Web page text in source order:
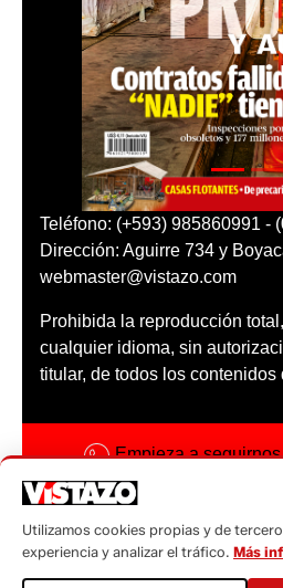
Teléfono: (+593) 985860991 -
Dirección: Aguirre 734 y
webmaster@vistazo.com
Prohibida la reproducción
cualquier idioma, sin
titular, de todos los contenidos
Empieza a
Código ética
Sugerencias a:
Utilizamos cookies propias y de
experiencia y analizar el tráfico. Más